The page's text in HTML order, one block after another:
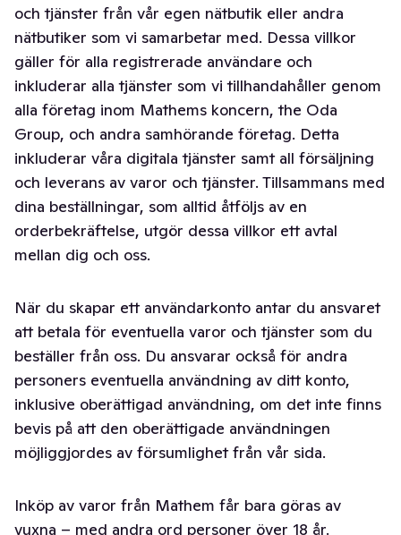
och tjänster från vår egen nätbutik eller andra
nätbutiker som vi samarbetar med. Dessa villkor
gäller för alla registrerade användare och
inkluderar alla tjänster som vi tillhandahåller genom
alla företag inom Mathems koncern, the Oda
Group, och andra samhörande företag. Detta
inkluderar våra digitala tjänster samt all försäljning
och leverans av varor och tjänster. Tillsammans med
dina beställningar, som alltid åtföljs av en
orderbekräftelse, utgör dessa villkor ett avtal
mellan dig och oss.
När du skapar ett användarkonto antar du ansvaret
att betala för eventuella varor och tjänster som du
beställer från oss. Du ansvarar också för andra
personers eventuella användning av ditt konto,
inklusive oberättigad användning, om det inte finns
bevis på att den oberättigade användningen
möjliggjordes av försumlighet från vår sida.
Inköp av varor från Mathem får bara göras av
vuxna – med andra ord personer över 18 år.